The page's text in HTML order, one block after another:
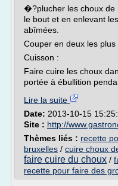
�?plucher les choux de
le bout et en enlevant
abîmées.
Couper en deux les plus
Cuisson :
Faire cuire les choux
portée à ébullition
Lire la suite
Date: 2013-10-15
Site : http://
Thèmes liés : recette
bruxelles / cuire choux
faire cuire du choux /
recette pour faire des